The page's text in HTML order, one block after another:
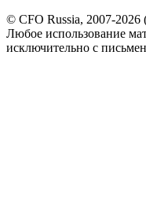
© CFO Russia, 2007-
Любое использование
исключительно с